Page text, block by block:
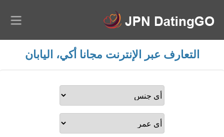
التعارف عبر الإنترنت مجانا أكي، اليابان